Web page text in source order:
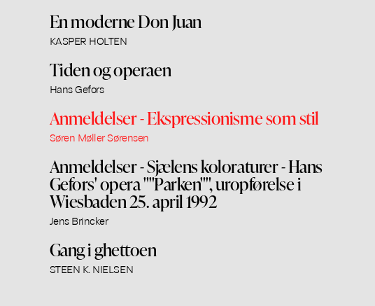
En moderne Don Juan
KASPER HOLTEN
Tiden og operaen
Hans Gefors
Anmeldelser - Ekspressionisme som stil
Søren Møller Sørensen
Anmeldelser - Sjælens koloraturer - Hans
Gefors' opera ""Parken"", uropførelse i
Wiesbaden 25. april 1992
Jens Brincker
Gang i ghettoen
STEEN K. NIELSEN